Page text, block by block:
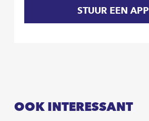
STUUR EEN APP
OOK INTERESSANT